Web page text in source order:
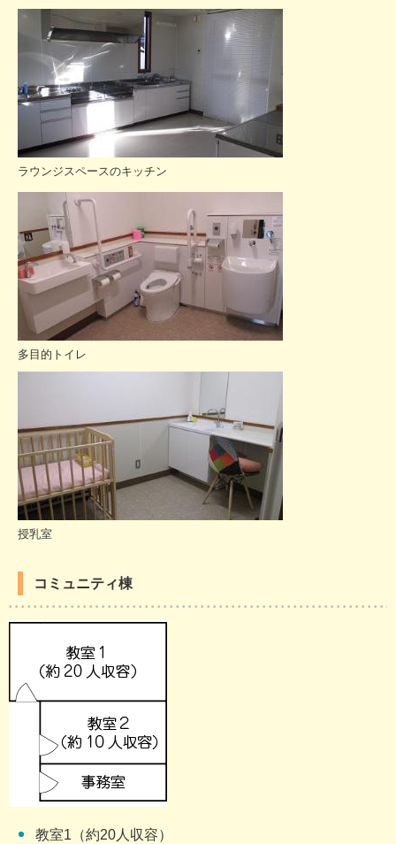
ラウンジスペースのキッチン
多目的トイレ
授乳室
コミュニティ棟
教室1（約20人収容）